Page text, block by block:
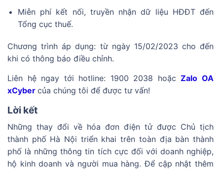
Miễn phí kết nối, truyền nhận dữ liệu HĐĐT đến
Tổng cục thuế.
Chương trình áp dụng: từ ngày 15/02/2023 cho đến
khi có thông báo điều chỉnh.
Liên hệ ngay tới hotline: 1900 2038 hoặcZalo OA
xCyber của chúng tôi để được tư vấn!
Lời kết
Những thay đổi về hóa đơn điện tử được Chủ tịch
thành phố Hà Nội triển khai trên toàn địa bàn thành
phố là những thông tin tích cực đối với doanh nghiệp,
hộ kinh doanh và người mua hàng. Để cập nhật thêm